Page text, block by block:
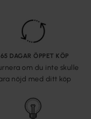
DAGAR ÖPPET KÖP
om du inte skulle
nöjd med ditt köp